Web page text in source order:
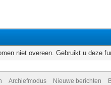
niet overeen. Gebruikt u deze
Archiefmodus Nieuwe berichten